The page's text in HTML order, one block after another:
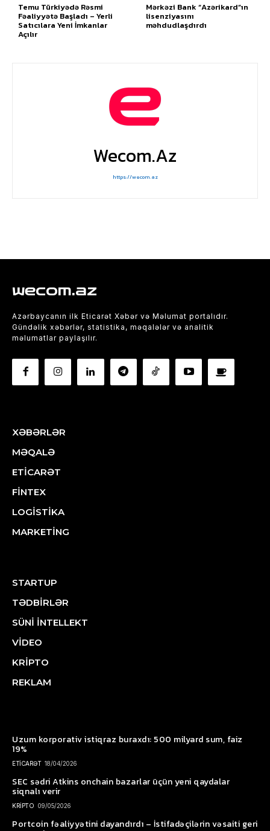
Temu Türkiyədə Rəsmi
Fəaliyyətə Başladı – Yerli
Satıcılara Yeni İmkanlar
Açılır
Mərkəzi Bank “Azərikard”ın
lisenziyasını
məhdudlaşdırdı
Wecom.az
https://wecom.az
wecom.az
Azərbaycanın ilk Eticarət Xəbər və Məlumat portalıdır.
Gündəlik xəbərlər, statistika, məqalələr və analitik
məlumatlar paylaşılır.
XƏBƏRLƏR
MƏQALƏ
ETİCARƏT
FİNTEX
LOGİSTİKA
MARKETİNG
STARTUP
TƏDBİRLƏR
SÜNİ İNTELLEKT
VİDEO
KRİPTO
REKLAM
Uzum korporativ istiqraz buraxdı: 500 milyard sum, faiz
19%
ETİCARƏT 18/04/2026
SEC sədri Atkins onchain bazarlar üçün yeni qaydalar
siqnalı verir
KRİPTO 09/05/2026
Portcoin fəaliyyətini dayandırdı – İstifadəçilərin vəsaiti geri